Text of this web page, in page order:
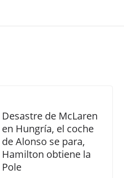
Desastre de McLaren
en Hungría, el coche
de Alonso se para,
Hamilton obtiene la
Pole